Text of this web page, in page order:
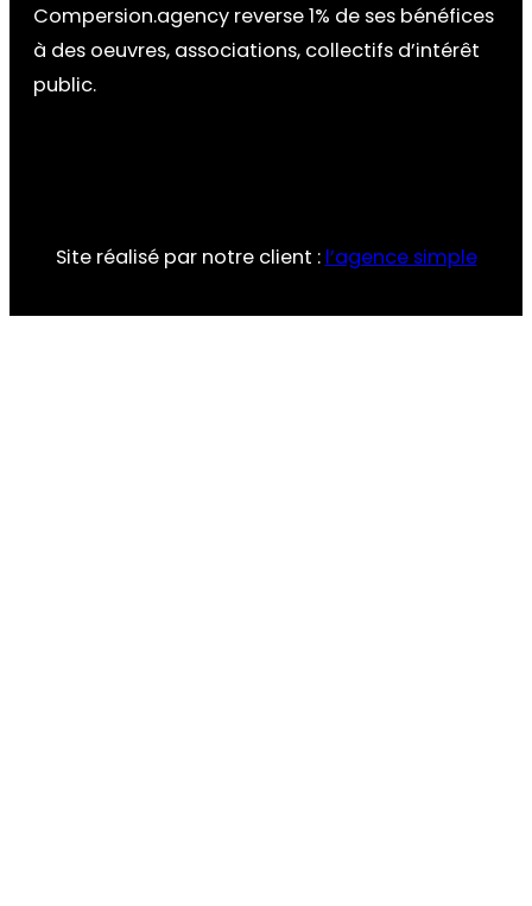
Compersion.agency reverse 1% de ses bénéfices
à des oeuvres, associations, collectifs d’intérêt
public.
Site réalisé par notre client : l’agence simple